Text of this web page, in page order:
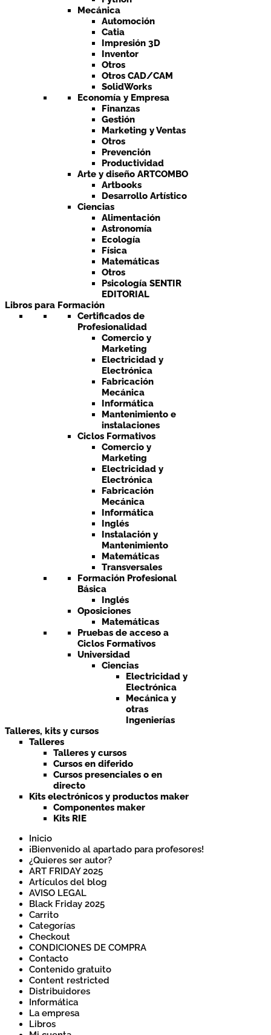
Mecánica
Automoción
Catia
Impresión 3D
Inventor
Otros
Otros CAD/CAM
SolidWorks
Economía y Empresa
Finanzas
Gestión
Marketing y Ventas
Otros
Prevención
Productividad
Arte y diseño ARTCOMBO
Artbooks
Desarrollo Artístico
Ciencias
Alimentación
Astronomía
Ecología
Física
Matemáticas
Otros
Psicología SENTIR
EDITORIAL
Libros para Formación
Certificados de
Profesionalidad
Comercio y
Marketing
Electricidad y
Electrónica
Fabricación
Mecánica
Informática
Mantenimiento e
instalaciones
Ciclos Formativos
Comercio y
Marketing
Electricidad y
Electrónica
Fabricación
Mecánica
Informática
Inglés
Instalación y
Mantenimiento
Matemáticas
Transversales
Formación Profesional
Básica
Inglés
Oposiciones
Matemáticas
Pruebas de acceso a
Ciclos Formativos
Universidad
Ciencias
Electricidad y
Electrónica
Mecánica y
otras
Ingenierías
Talleres, kits y cursos
Talleres
Talleres y cursos
Cursos en diferido
Cursos presenciales o en
directo
Kits electrónicos y productos maker
Componentes maker
Kits RIE
Inicio
¡Bienvenido al apartado para profesores!
¿Quieres ser autor?
ART FRIDAY 2025
Artículos del blog
AVISO LEGAL
Black Friday 2025
Carrito
Categorías
Checkout
CONDICIONES DE COMPRA
Contacto
Contenido gratuito
Content restricted
Distribuidores
Informática
La empresa
Libros